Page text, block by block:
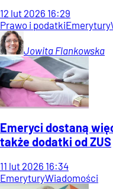
12 lut 2026 16:29
Prawo i podatkiEmerytury
Jowita Flankowska
Emeryci dostaną
także dodatki od ZUS
11 lut 2026 16:34
EmeryturyWiadomości